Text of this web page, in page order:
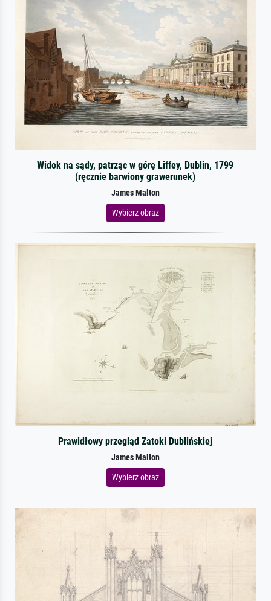
Widok na sądy, patrząc w górę Liffey, Dublin, 1799
(ręcznie barwiony grawerunek)
James Malton
Wybierz obraz
Prawidłowy przegląd Zatoki Dublińskiej
James Malton
Wybierz obraz